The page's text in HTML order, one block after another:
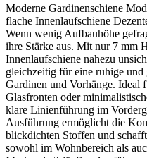
Moderne Gardinenschiene
flache Innenlaufschiene
Wenn wenig Aufbauhöhe
ihre Stärke aus. Mit nur 7 mm
Innenlaufschiene nahezu
gleichzeitig für eine ruhige
Gardinen und Vorhänge. Ideal
Glasfronten oder
klare Linienführung im
Ausführung ermöglicht die
blickdichten Stoffen und
sowohl im Wohnbereich als